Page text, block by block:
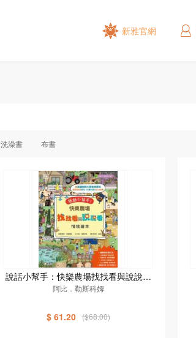
洗澡書 布書
說話小幫手：快樂農場找找看與說說看
情境繪本[新雅．寶寶語文館]
阿比．勒斯科姆
$ 61.20 ($68.00)
新雅官網